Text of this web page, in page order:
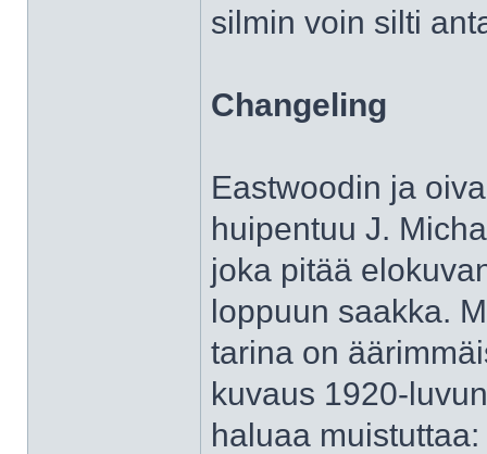
silmin voin silti
Changeling
Eastwoodin ja
huipentuu J.
joka pitää
loppuun saakka.
tarina on
kuvaus 1920-
haluaa